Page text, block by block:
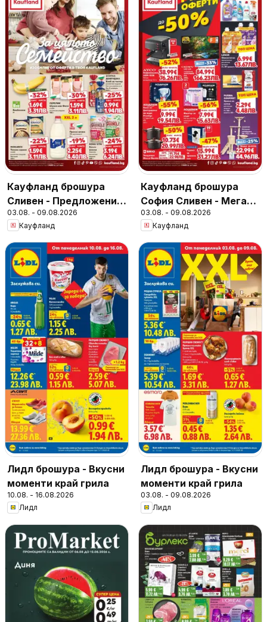
Кауфланд брошура
Сливен - Предложения
за цялото семейство
03.08. - 09.08.2026
Кауфланд
Кауфланд брошура
София Сливен - Мега
оферти
03.08. - 09.08.2026
Кауфланд
Лидл брошура - Вкусни
моменти край грила
10.08. - 16.08.2026
Лидл
Лидл брошура - Вкусни
моменти край грила
03.08. - 09.08.2026
Лидл